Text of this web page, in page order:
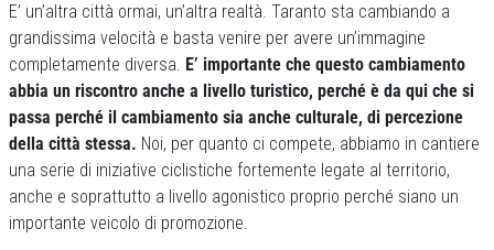
E’ un’altra città ormai, un’altra realtà. Taranto sta cambiando a
grandissima velocità e basta venire per avere un’immagine
completamente diversa. E’ importante che questo cambiamento
abbia un riscontro anche a livello turistico, perché è da qui che si
passa perché il cambiamento sia anche culturale, di percezione
della città stessa. Noi, per quanto ci compete, abbiamo in cantiere
una serie di iniziative ciclistiche fortemente legate al territorio,
anche e soprattutto a livello agonistico proprio perché siano un
importante veicolo di promozione.